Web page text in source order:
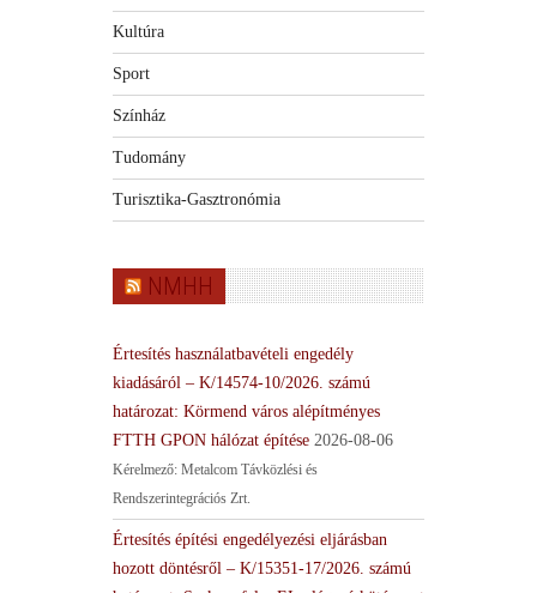
Kultúra
Sport
Színház
Tudomány
Turisztika-Gasztronómia
NMHH
Értesítés használatbavételi engedély
kiadásáról – K/14574-10/2026. számú
határozat: Körmend város alépítményes
FTTH GPON hálózat építése 2026-08-06
Kérelmező: Metalcom Távközlési és
Rendszerintegrációs Zrt.
Értesítés építési engedélyezési eljárásban
hozott döntésről – K/15351-17/2026. számú